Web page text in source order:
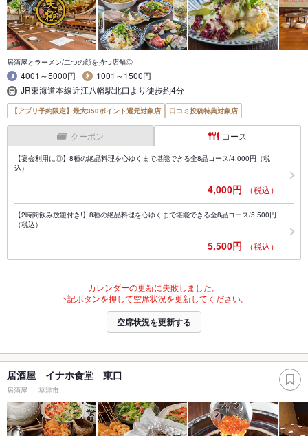
居酒屋とラーメン/二つの顔を持つ店舗◎
4001～5000円
1001～1500円
JR東海道本線近江八幡駅北口より徒歩約4分
【アプリ予約限定】最大350ポイント還元対象店 口コミ投稿特典対象店
クーポン コース
【宴会利用に◎】8種の絶品料理を心ゆくまで堪能できる全8品コース/4,000円（税
込）
4,000円 （税込）
【2時間飲み放題付き!】8種の絶品料理を心ゆくまで堪能できる全8品コース/5,500円
（税込）
5,500円 （税込）
カレンダーの更新に失敗しました。
下記ボタンを押して空席状況を更新してください。
空席状況を更新する
居酒屋 イナホ食堂 東口
居酒屋 草津市